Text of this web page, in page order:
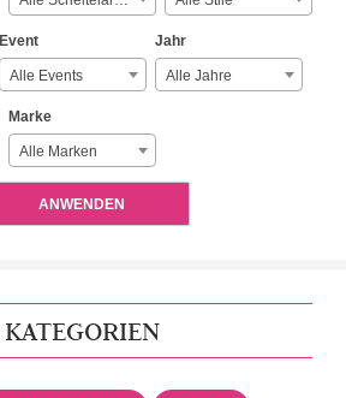
Event
Alle Events
Jahr
Alle Jahre
Marke
Alle Marken
ANWENDEN
KATEGORIEN